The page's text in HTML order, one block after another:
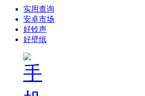
实用查询
安卓市场
好铃声
好壁纸